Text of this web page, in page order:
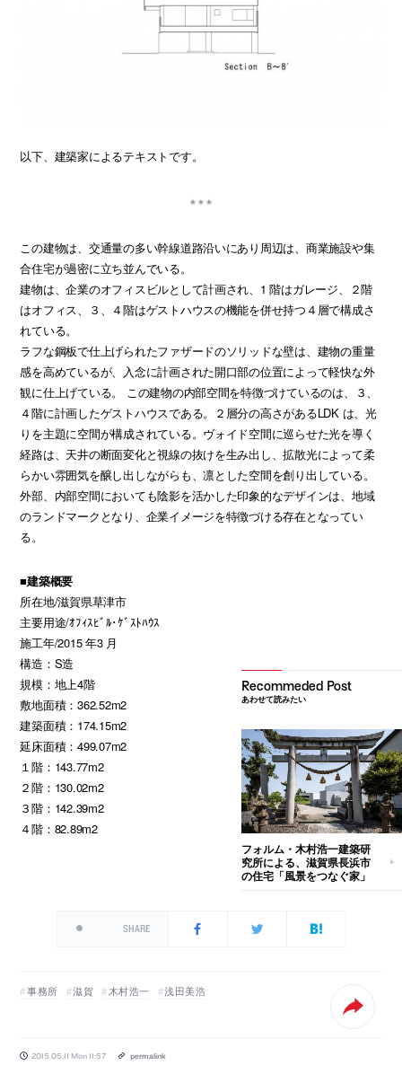
以下、建築家によるテキストです。
この建物は、交通量の多い幹線道路沿いにあり周辺は、商業施設や集
合住宅が過密に立ち並んでいる。
建物は、企業のオフィスビルとして計画され、1 階はガレージ、２階
はオフィス、３、４階はゲストハウスの機能を併せ持つ４層で構成さ
れている。
ラフな鋼板で仕上げられたファザードのソリッドな壁は、建物の重量
感を高めているが、入念に計画された開口部の位置によって軽快な外
観に仕上げている。 この建物の内部空間を特徴づけているのは、３、
４階に計画したゲストハウスである。２層分の高さがあるLDK は、光
りを主題に空間が構成されている。ヴォイド空間に巡らせた光を導く
経路は、天井の断面変化と視線の抜けを生み出し、拡散光によって柔
らかい雰囲気を醸し出しながらも、凛とした空間を創り出している。
外部、内部空間においても陰影を活かした印象的なデザインは、地域
のランドマークとなり、企業イメージを特徴づける存在となってい
る。
■建築概要
所在地/滋賀県草津市
主要用途/ｵﾌｨｽﾋﾞﾙ･ｹﾞｽﾄﾊｳｽ
施工年/2015 年3 月
構造：S造
規模：地上4階
敷地面積：362.52m2
建築面積：174.15m2
延床面積：499.07m2
１階：143.77m2
２階：130.02m2
３階：142.39m2
４階：82.89m2
あわせて読みたい
フォルム・木村浩一建築研
究所による、滋賀県長浜市
の住宅「風景をつなぐ家」
SHARE
事務所 滋賀 木村浩一 浅田美浩
2015.05.11 Mon 11:57 permalink